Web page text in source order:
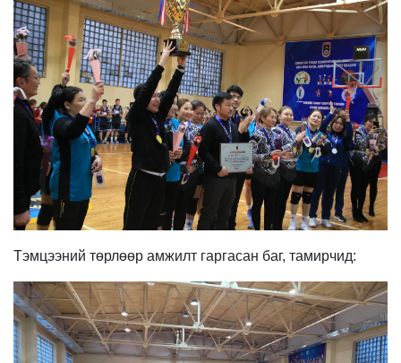
Тэмцээний төрлөөр амжилт гаргасан баг, тамирчид: